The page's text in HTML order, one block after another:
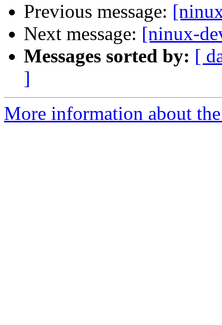
Previous message:
Next message: [ninux-
Messages sorted by: [
]
More information about